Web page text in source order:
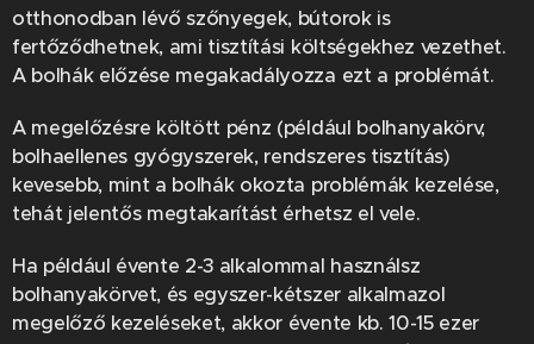
otthonodban lévő szőnyegek, bútorok is
fertőződhetnek, ami tisztítási költségekhez vezethet.
A bolhák előzése megakadályozza ezt a problémát.
A megelőzésre költött pénz (például bolhanyakörv,
bolhaellenes gyógyszerek, rendszeres tisztítás)
kevesebb, mint a bolhák okozta problémák kezelése,
tehát jelentős megtakarítást érhetsz el vele.
Ha például évente 2-3 alkalommal használsz
bolhanyakörvet, és egyszer-kétszer alkalmazol
megelőző kezeléseket, akkor évente kb. 10-15 ezer